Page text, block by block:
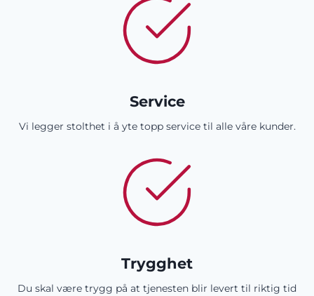
Service
Vi legger stolthet i å yte topp service til alle våre kunder.
Trygghet
Du skal være trygg på at tjenesten blir levert til riktig tid